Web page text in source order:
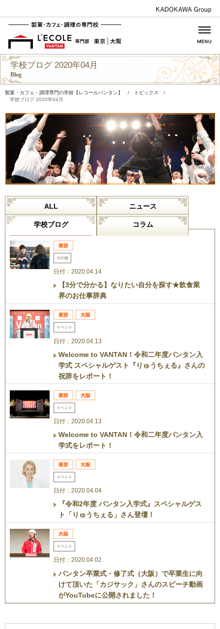
学校ブログ 2020年04月
Blog
製菓・カフェ・調理専門の学校【レコールバンタン】 / トピックス
/
学校ブログ 2020年04月
ALL ニュース
学校ブログ コラム
その他
日付：2020.04.14
【3分で分かる】なりたい自分を探す★飲食業
界のお仕事辞典
イベント
日付：2020.04.13
Welcome to VANTAN！令和二年度バンタン入
学式 スペシャルゲスト『りゅうちぇる』さんの
祝辞をレポート！
イベント
日付：2020.04.13
Welcome to VANTAN！令和二年度バンタン入
学式をレポート！
イベント
日付：2020.04.04
『令和2年度 バンタン入学式』スペシャルゲス
ト「りゅうちぇる」さん登壇！
イベント
日付：2020.04.02
バンタン卒業式・修了式（大阪）で卒業生に向
けて頂いた「カジサック」さんのスピーチ動画
がYouTubeに公開されました！